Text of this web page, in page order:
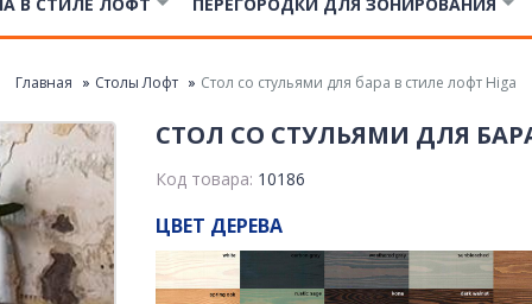
Главная Столы Лофт Стол со стульями для бара в стиле лофт Higa
СТОЛ СО СТУЛЬЯМИ ДЛЯ
Код товара: 10186
ЦВЕТ ДЕРЕВА